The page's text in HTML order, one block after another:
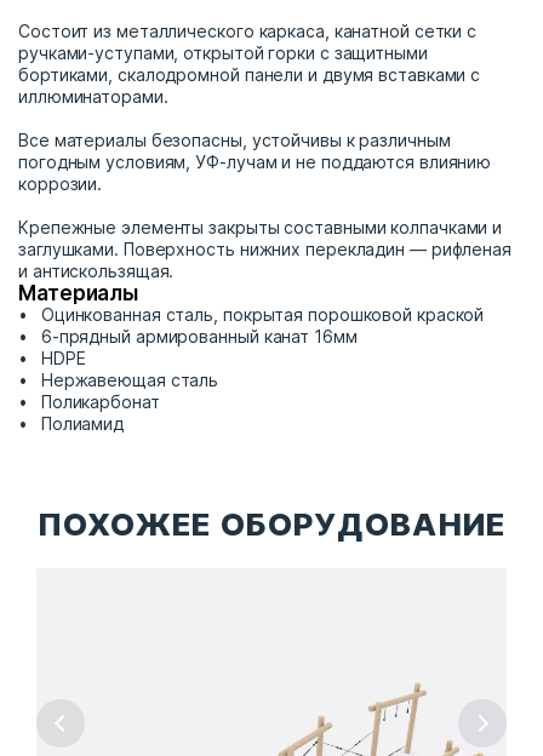
Состоит из металлического каркаса, канатной сетки с
ручками-уступами, открытой горки с защитными
бортиками, скалодромной панели и двумя вставками с
иллюминаторами.
Все материалы безопасны, устойчивы к различным
погодным условиям, УФ-лучам и не поддаются влиянию
коррозии.
Крепежные элементы закрыты составными колпачками и
заглушками. Поверхность нижних перекладин — рифленая
и антискользящая.
Материалы
Оцинкованная сталь, покрытая порошковой краской
6-прядный армированный канат 16мм
HDPE
Нержавеющая сталь
Поликарбонат
Полиамид
ПОХОЖЕЕ ОБОРУДОВАНИЕ